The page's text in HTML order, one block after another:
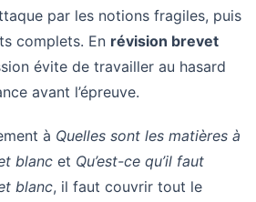
par les notions fragiles, puis
complets. En révision brevet
évite de travailler au hasard
avant l’épreuve.
à Quelles sont les matières à
blanc et Qu’est-ce qu’il faut
blanc, il faut couvrir tout le